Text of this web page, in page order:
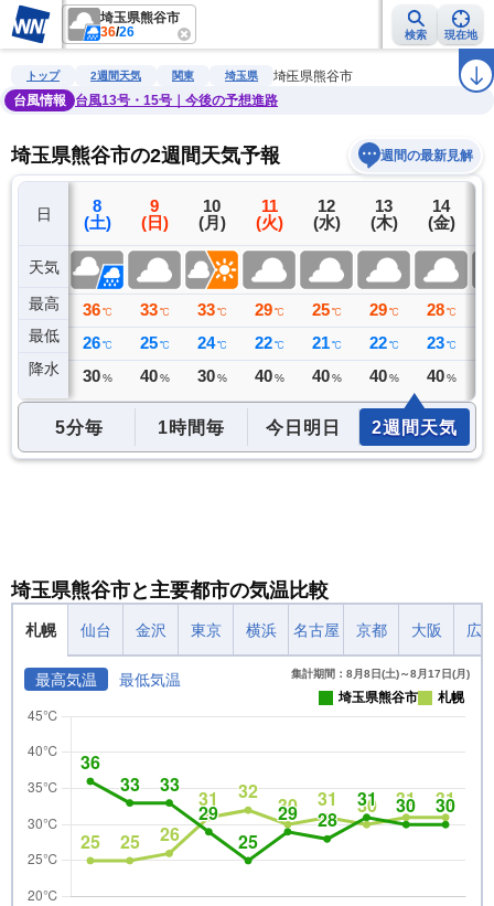
埼玉県熊谷市
36/26 検索 現在地
雨雲レーダー 台風情報 地震情報 警報・注意報 ラ
トップ 2週間天気 関東 埼玉県
埼玉県熊谷市
台風情報
台風13号・15号｜今後の予想進路
埼玉県熊谷市の2週間天気予報 週間の最新見解
日
天気
最高
最低
降水
7
(金)
37 ℃
27 ℃
0 ミリ
8
(土)
36 ℃
26 ℃
30 %
9
(日)
33 ℃
25 ℃
40 %
10
(月)
33 ℃
24 ℃
30 %
11
(火)
29 ℃
22 ℃
40 %
12
(水)
25 ℃
21 ℃
40 %
13
(木)
29 ℃
22 ℃
40 %
14
(金)
28 ℃
23 ℃
40 %
5分毎 1時間毎 今日明日 2週間天気
埼玉県熊谷市と主要都市の気温比較
札幌 仙台 金沢 東京 横浜 名古屋 京都 大阪 広
最高気温 最低気温 集計期間：8月8日(土)～8月17日(月)
埼玉県熊谷市 札幌